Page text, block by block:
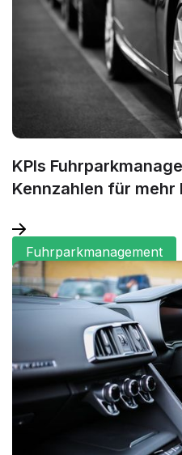
KPIs
Kennzahlen für mehr
Fuhrparkmanagement